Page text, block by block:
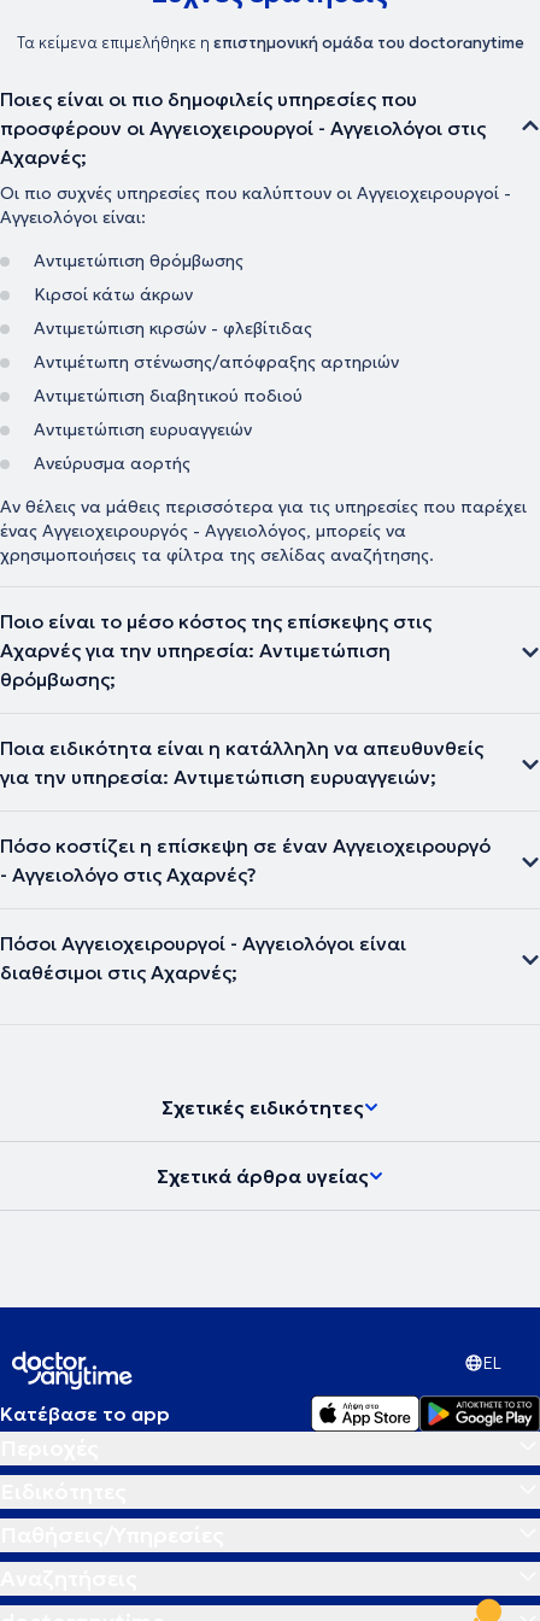
Τα κείμενα επιμελήθηκε η επιστημονική ομάδα του doctoranytime
Ποιες είναι οι πιο δημοφιλείς υπηρεσίες που
προσφέρουν οι Αγγειοχειρουργοί - Αγγειολόγοι στις
Αχαρνές;
Οι πιο συχνές υπηρεσίες που καλύπτουν οι Αγγειοχειρουργοί -
Αγγειολόγοι είναι:
Αντιμετώπιση θρόμβωσης
Κιρσοί κάτω άκρων
Αντιμετώπιση κιρσών - φλεβίτιδας
Αντιμέτωπη στένωσης/απόφραξης αρτηριών
Αντιμετώπιση διαβητικού ποδιού
Αντιμετώπιση ευρυαγγειών
Ανεύρυσμα αορτής
Αν θέλεις να μάθεις περισσότερα για τις υπηρεσίες που παρέχει
ένας Αγγειοχειρουργός - Αγγειολόγος, μπορείς να
χρησιμοποιήσεις τα φίλτρα της σελίδας αναζήτησης.
Ποιο είναι το μέσο κόστος της επίσκεψης στις
Αχαρνές για την υπηρεσία: Αντιμετώπιση
θρόμβωσης;
Ποια ειδικότητα είναι η κατάλληλη να απευθυνθείς
για την υπηρεσία: Αντιμετώπιση ευρυαγγειών;
Πόσο κοστίζει η επίσκεψη σε έναν Αγγειοχειρουργό
- Αγγειολόγο στις Αχαρνές?
Πόσοι Αγγειοχειρουργοί - Αγγειολόγοι είναι
διαθέσιμοι στις Αχαρνές;
Σχετικές ειδικότητες
Σχετικά άρθρα υγείας
EL
Κατέβασε το app